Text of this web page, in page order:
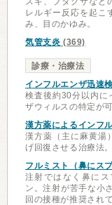
レルギー反応を起こ
み、目のかゆみ。
気管支炎 (369)
診療・治療法
インフルエンザ迅速
検査後約30分以内に
ザウィルスの特定が
漢方薬によるインフ
漢方薬（主に麻黄湯
げ回復させる治療法。
フルミスト（鼻にス
注射ではなく鼻に
ン。注射が苦手な小
回の接種が推奨され